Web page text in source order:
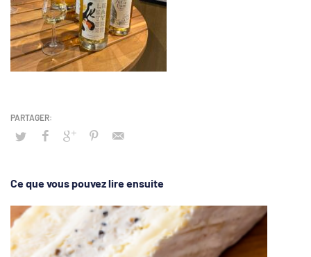
Ce que vous pouvez lire ensuite